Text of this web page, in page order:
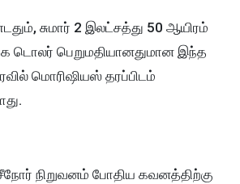
சுமார் 2 இலட்சத்து 50 ஆயிரம்
டொலர் பெறுமதியானதுமான இந்த
மொரிஷியஸ் தரப்பிடம்
நிறுவனம் போதிய கவனத்திற்கு